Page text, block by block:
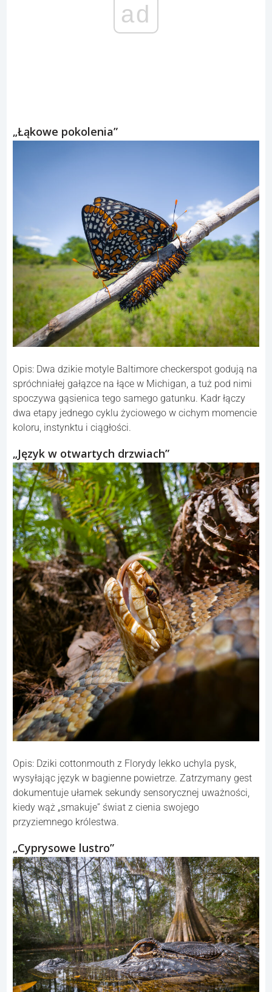
ad
„Łąkowe pokolenia”
Opis: Dwa dzikie motyle Baltimore checkerspot godują na
spróchniałej gałązce na łące w Michigan, a tuż pod nimi
spoczywa gąsienica tego samego gatunku. Kadr łączy
dwa etapy jednego cyklu życiowego w cichym momencie
koloru, instynktu i ciągłości.
„Język w otwartych drzwiach”
Opis: Dziki cottonmouth z Florydy lekko uchyla pysk,
wysyłając język w bagienne powietrze. Zatrzymany gest
dokumentuje ułamek sekundy sensorycznej uważności,
kiedy wąż „smakuje” świat z cienia swojego
przyziemnego królestwa.
„Cyprysowe lustro”